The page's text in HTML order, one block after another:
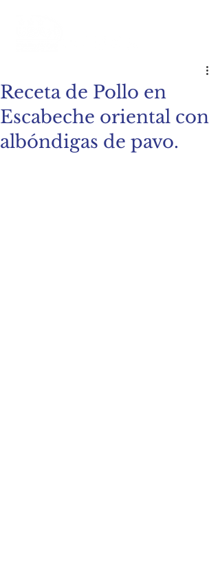
Receta de Pollo en
Escabeche oriental con
albóndigas de pavo.